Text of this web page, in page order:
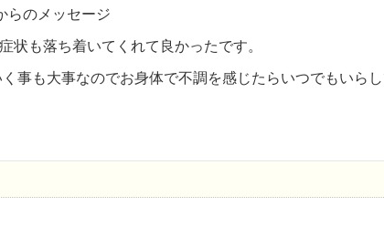
らのメッセージ
状も落ち着いてくれて良かったです。
事も大事なのでお身体で不調を感じたらいつでもいら